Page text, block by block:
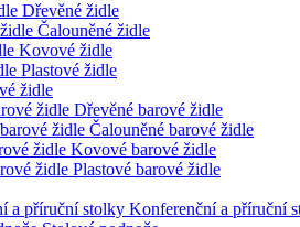
Dřevěné židle
Čalouněné židle
Kovové židle
Plastové židle
židle
Dřevěné barové židle
Čalouněné barové židle
Kovové barové židle
Plastové barové židle
Konferenční a příruční